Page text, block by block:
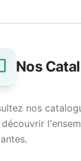
Nos
nos